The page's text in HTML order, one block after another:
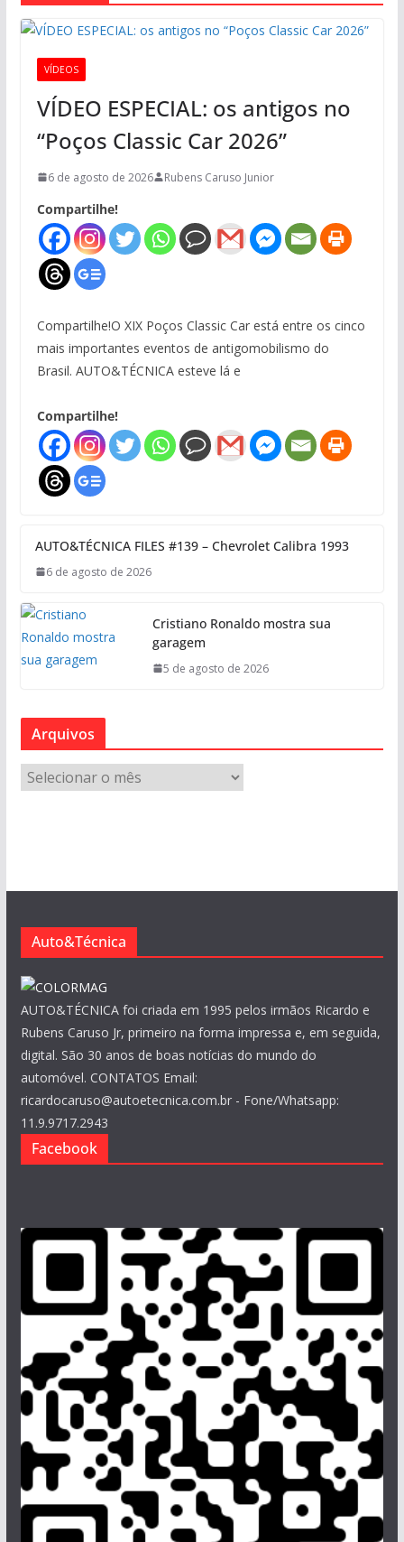
VÍDEOS
VÍDEO ESPECIAL: os antigos no
“Poços Classic Car 2026”
6 de agosto de 2026 Rubens Caruso Junior
Compartilhe!
Compartilhe!O XIX Poços Classic Car está entre os cinco
mais importantes eventos de antigomobilismo do
Brasil. AUTO&TÉCNICA esteve lá e
Compartilhe!
AUTO&TÉCNICA FILES #139 – Chevrolet Calibra 1993
6 de agosto de 2026
Cristiano Ronaldo mostra sua
garagem
5 de agosto de 2026
Arquivos
r
v
s
Auto&Técnica
AUTO&TÉCNICA foi criada em 1995 pelos irmãos Ricardo e
Rubens Caruso Jr, primeiro na forma impressa e, em seguida,
digital. São 30 anos de boas notícias do mundo do
automóvel. CONTATOS Email:
ricardocaruso@autoetecnica.com.br - Fone/Whatsapp:
11.9.9717.2943
Facebook